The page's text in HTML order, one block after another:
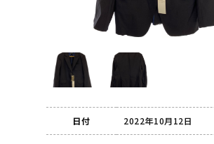
日付 2022年10月12日